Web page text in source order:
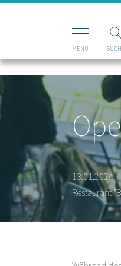
MENU
13.01.2024
Restaurant